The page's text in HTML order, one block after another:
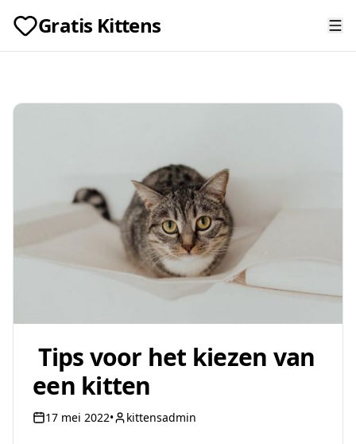
Gratis Kittens
Tips voor het kiezen van
een kitten
17 mei 2022• kittensadmin